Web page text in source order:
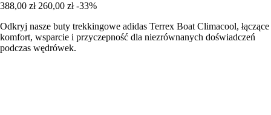
388,00 zł 260,00 zł -33%
Odkryj nasze buty trekkingowe adidas Terrex Boat Climacool, łączące
komfort, wsparcie i przyczepność dla niezrównanych doświadczeń
podczas wędrówek.